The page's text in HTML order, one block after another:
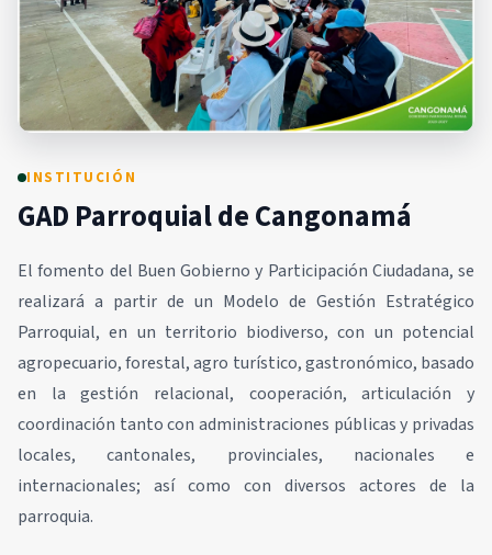
INSTITUCIÓN
GAD Parroquial de Cangonamá
El fomento del Buen Gobierno y Participación Ciudadana, se
realizará a partir de un Modelo de Gestión Estratégico
Parroquial, en un territorio biodiverso, con un potencial
agropecuario, forestal, agro turístico, gastronómico, basado
en la gestión relacional, cooperación, articulación y
coordinación tanto con administraciones públicas y privadas
locales, cantonales, provinciales, nacionales e
internacionales; así como con diversos actores de la
parroquia.